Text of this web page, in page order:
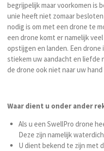
begrijpelijk maar voorkomen is
unie heeft niet zomaar
nodig is om met een drone te
een drone komt er namelijk
opstijgen en landen. Een
stiekem uw aandacht en liefde
de drone ook niet naar uw
Waar dient u onder ander
Als u een SwellPro drone
Deze zijn namelijk
U dient bekend te zijn met